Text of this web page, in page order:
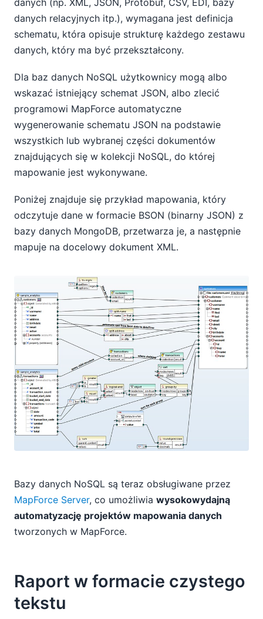
danych relacyjnych itp.), wymagana jest definicja
schematu, która opisuje strukturę każdego zestawu
danych, który ma być przekształcony.
Dla baz danych NoSQL użytkownicy mogą albo
wskazać istniejący schemat JSON, albo zlecić
programowi MapForce automatyczne
wygenerowanie schematu JSON na podstawie
wszystkich lub wybranej części dokumentów
znajdujących się w kolekcji NoSQL, do której
mapowanie jest wykonywane.
Poniżej znajduje się przykład mapowania, który
odczytuje dane w formacie BSON (binarny JSON) z
bazy danych MongoDB, przetwarza je, a następnie
mapuje na docelowy dokument XML.
Bazy danych NoSQL są teraz obsługiwane przez
MapForce Server, co umożliwia wysokowydajną
automatyzację projektów mapowania danych
tworzonych w MapForce.
Raport w formacie czystego
tekstu